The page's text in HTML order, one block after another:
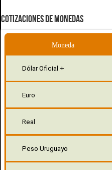
COTIZACIONES DE MONEDAS
Moneda
Dólar Oficial +
Euro
Real
Peso Uruguayo